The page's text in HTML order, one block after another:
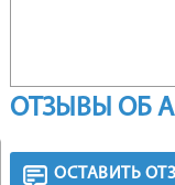
ОТЗЫВЫ ОБ
ОСТАВИТЬ